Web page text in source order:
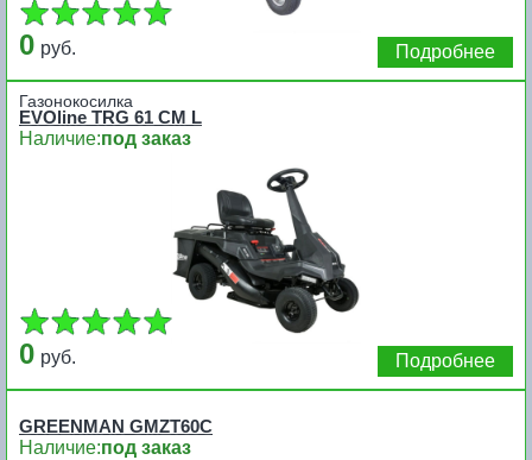
0 руб. Подробнее
Газонокосилка
EVOline TRG 61 CM L
Наличие:под заказ
0 руб. Подробнее
GREENMAN GMZT60C
Наличие:под заказ